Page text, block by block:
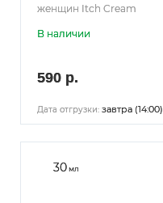
женщин Itch Cream
В наличии
590 р.
Дата отгрузки: завтра (14:00)
30мл